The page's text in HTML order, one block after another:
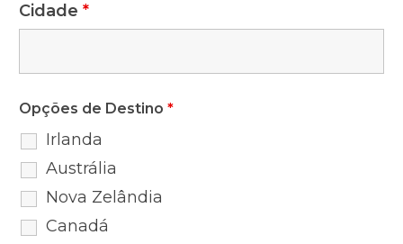
Cidade *
Opções de Destino *
Irlanda
Austrália
Nova Zelândia
Canadá